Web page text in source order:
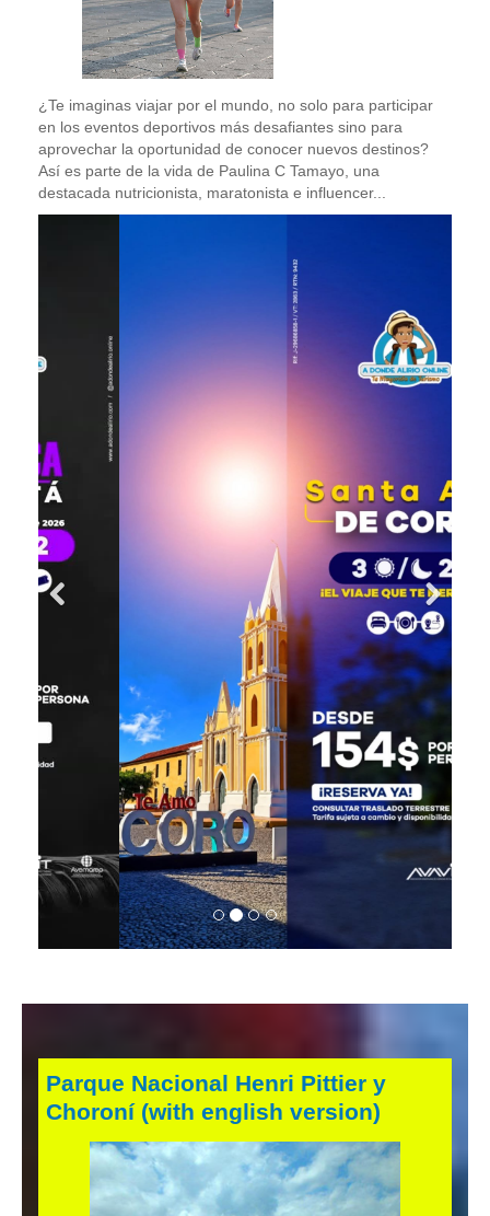
¿Te imaginas viajar por el mundo, no solo para participar
en los eventos deportivos más desafiantes sino para
aprovechar la oportunidad de conocer nuevos destinos?
Así es parte de la vida de Paulina C Tamayo, una
destacada nutricionista, maratonista e influencer...
Parque Nacional Henri Pittier y
Choroní (with english version)